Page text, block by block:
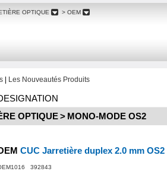
OPTIQUE > OEM
Les Nouveautés Produits
OPTIQUE> MONO-MODE OS2
CUC Jarretière duplex 2.0 mm OS2
392843